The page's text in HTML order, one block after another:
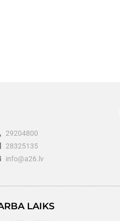
29204800
28325135
info@a26.lv
LAIKS